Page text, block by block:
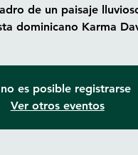
de un paisaje
dominicano Karma
es posible registrarse
Ver otros eventos